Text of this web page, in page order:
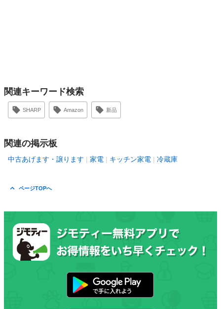
関連キーワード検索
SHARP Amazon 新品
関連の掲示板
中古あげます・譲ります 家電 キッチン家電 冷蔵庫
ページTOPへ